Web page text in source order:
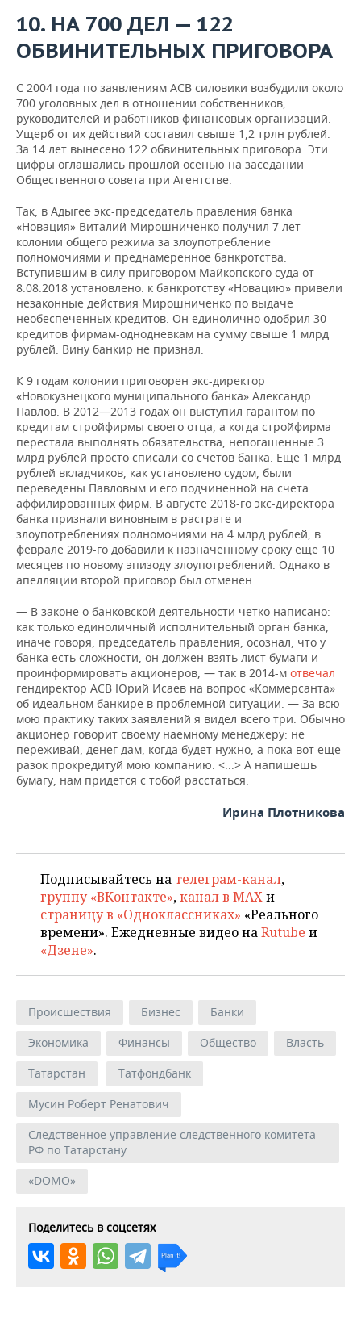
10. НА 700 ДЕЛ — 122
ОБВИНИТЕЛЬНЫХ ПРИГОВОРА
С 2004 года по заявлениям АСВ силовики возбудили около
700 уголовных дел в отношении собственников,
руководителей и работников финансовых организаций.
Ущерб от их действий составил свыше 1,2 трлн рублей.
За 14 лет вынесено 122 обвинительных приговора. Эти
цифры оглашались прошлой осенью на заседании
Общественного совета при Агентстве.
Так, в Адыгее экс-председатель правления банка
«Новация» Виталий Мирошниченко получил 7 лет
колонии общего режима за злоупотребление
полномочиями и преднамеренное банкротства.
Вступившим в силу приговором Майкопского суда от
8.08.2018 установлено: к банкротству «Новацию» привели
незаконные действия Мирошниченко по выдаче
необеспеченных кредитов. Он единолично одобрил 30
кредитов фирмам-однодневкам на сумму свыше 1 млрд
рублей. Вину банкир не признал.
К 9 годам колонии приговорен экс-директор
«Новокузнецкого муниципального банка» Александр
Павлов. В 2012—2013 годах он выступил гарантом по
кредитам стройфирмы своего отца, а когда стройфирма
перестала выполнять обязательства, непогашенные 3
млрд рублей просто списали со счетов банка. Еще 1 млрд
рублей вкладчиков, как установлено судом, были
переведены Павловым и его подчиненной на счета
аффилированных фирм. В августе 2018-го экс-директора
банка признали виновным в растрате и
злоупотреблениях полномочиями на 4 млрд рублей, в
феврале 2019-го добавили к назначенному сроку еще 10
месяцев по новому эпизоду злоупотреблений. Однако в
апелляции второй приговор был отменен.
— В законе о банковской деятельности четко написано:
как только единоличный исполнительный орган банка,
иначе говоря, председатель правления, осознал, что у
банка есть сложности, он должен взять лист бумаги и
проинформировать акционеров, — так в 2014-м отвечал
гендиректор АСВ Юрий Исаев на вопрос «Коммерсанта»
об идеальном банкире в проблемной ситуации. — За всю
мою практику таких заявлений я видел всего три. Обычно
акционер говорит своему наемному менеджеру: не
переживай, денег дам, когда будет нужно, а пока вот еще
разок прокредитуй мою компанию. <...> А напишешь
бумагу, нам придется с тобой расстаться.
Ирина Плотникова
Подписывайтесь на телеграм-канал,
группу «ВКонтакте»,канал в MAXи
страницу в «Одноклассниках» «Реального
времени». Ежедневные видео наRutube и
«Дзене».
Происшествия Бизнес
Банки
Экономика
Финансы Общество
Власть
Татарстан
Татфондбанк
Мусин Роберт Ренатович
Следственное управление следственного комитета
РФ по Татарстану
«DOMO»
Поделитесь в соцсетях